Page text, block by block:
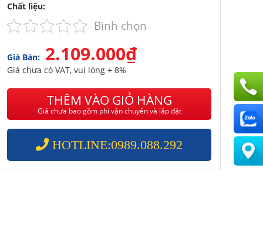
Chất liệu:
Bình chọn
Giá Bán: 2.109.000₫
Giá chưa có VAT, vui lòng + 8%
THÊM VÀO GIỎ HÀNG
Giá chưa bao gồm phí vận chuyển và lắp đặt
HOTLINE:0989.088.292